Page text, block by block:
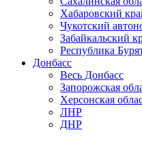
Хабаровский
Чукотский
Забайкальский
Республика
Донбасс
Весь Донбасс
Запорожская
Херсонская
ЛНР
ДНР